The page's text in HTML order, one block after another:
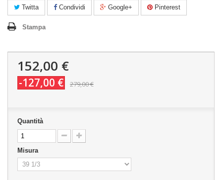
Twitta Condividi Google+ Pinterest
Stampa
152,00 €
-127,00 € 279,00 €
Quantità
Misura